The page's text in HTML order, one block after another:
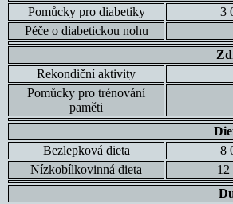
Pomůcky pro diabetiky
3
Péče o diabetickou nohu
Rekondiční aktivity
Pomůcky pro trénování
paměti
Bezlepková dieta
8
Nízkobílkovinná dieta